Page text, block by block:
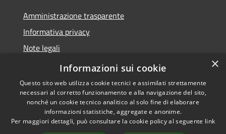
Amministrazione trasparente
Informativa privacy
Note legali
Dichiarazione di accessibilità
Accessibilità
Copyright © 2026 • Comune di
Fiesse • Powered by
×
Informazioni sui cookie
Questo sito web utilizza cookie tecnici e assimilati strettamente
necessari al corretto funzionamento e alla navigazione del sito,
nonché un cookie tecnico analitico al solo fine di elaborare
informazioni statistiche, aggregate e anonime.
Per maggiori dettagli, può consultare la cookie policy al seguente link